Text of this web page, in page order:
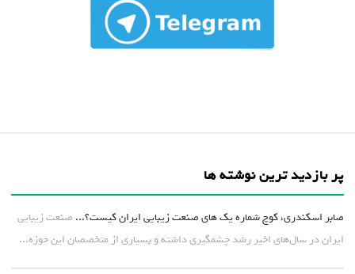
پر بازدید ترین نوشته ها
صابر اسکندری، کوچ شماره یک های صنعت زیبایی ایران کیست؟... صنعت زیبایی
ایران در سال‌های اخیر رشد چشمگیری داشته و بسیاری از متخصصان این حوزه...